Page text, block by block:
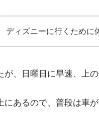
ディズニーに行くために
が、日曜日に早速、上
にあるので、普段は車が